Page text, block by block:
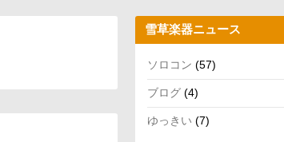
雪草楽器ニュース
ソロコン (57)
ブログ (4)
ゆっきい (7)